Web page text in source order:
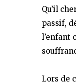
Qu’il
passif,
l’enfant
Lors de